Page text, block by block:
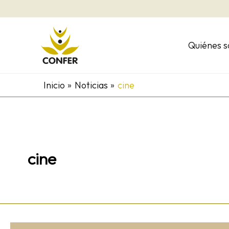
al
Quiénes
Inicio Noticias cine
cine